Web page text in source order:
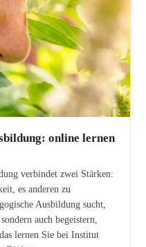
online lernen
verbindet zwei Stärken:
es anderen zu
Ausbildung sucht,
auch begeistern,
lernen Sie bei Institut